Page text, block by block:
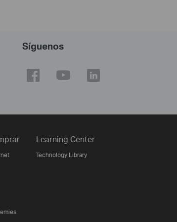
Síguenos
Learning Center
Technology Library